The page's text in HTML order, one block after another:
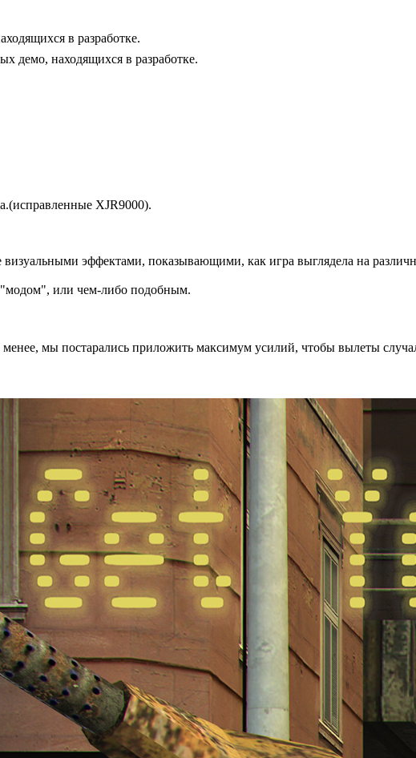
в разработке.
демо, находящихся в разработке.
XJR9000).
эффектами, показывающими, как игра выглядела на
"модом", или чем-либо подобным.
менее, мы постарались приложить максимум усилий, чтобы вылеты